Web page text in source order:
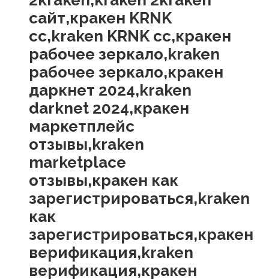
сайт,кракен KRNK
cc,kraken KRNK cc,кракен
рабочее зеркало,kraken
рабочее зеркало,кракен
даркнет 2024,kraken
darknet 2024,кракен
маркетплейс
отзывы,kraken
marketplace
отзывы,кракен как
зарегистрироваться,kraken
как
зарегистрироваться,кракен
верификация,kraken
верификация,кракен